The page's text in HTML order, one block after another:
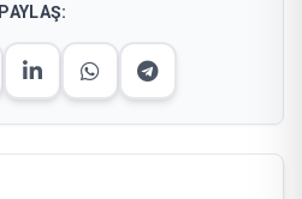
PAYLAŞ: